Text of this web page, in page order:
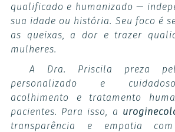
qualificado e humanizado —
sua idade ou história. Seu foco é
as queixas, a dor e trazer
mulheres.
A Dra. Priscila preza
personalizado e
acolhimento e tratamento
pacientes. Para isso, a
transparência e empatia